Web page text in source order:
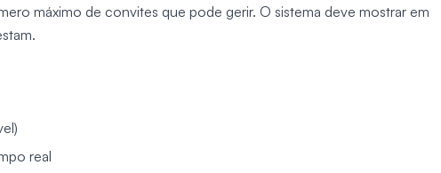
máximo de convites que pode gerir. O sistema deve mostrar em
real